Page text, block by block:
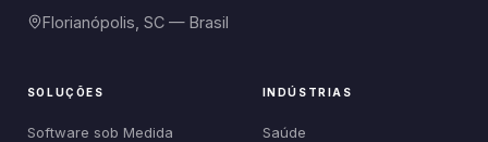
Florianópolis, SC — Brasil
SOLUÇÕES
Software sob Medida
INDÚSTRIAS
Saúde